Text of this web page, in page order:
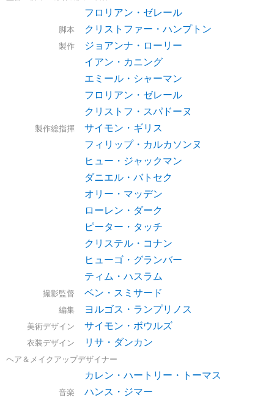
フロリアン・ゼレール
脚本 クリストファー・ハンプトン
製作
ジョアンナ・ローリー
イアン・カニング
エミール・シャーマン
フロリアン・ゼレール
クリストフ・スパドーヌ
製作総指揮
サイモン・ギリス
フィリップ・カルカソンヌ
ヒュー・ジャックマン
ダニエル・バトセク
オリー・マッデン
ローレン・ダーク
ピーター・タッチ
クリステル・コナン
ヒューゴ・グランバー
ティム・ハスラム
撮影監督 ベン・スミサード
編集 ヨルゴス・ランプリノス
美術デザイン サイモン・ボウルズ
衣装デザイン リサ・ダンカン
ヘア＆メイクアップデザイナー
カレン・ハートリー・トーマス
音楽 ハンス・ジマー